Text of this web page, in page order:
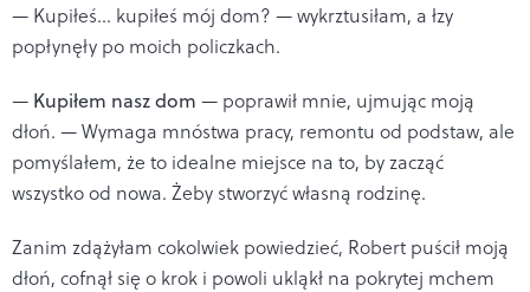
— Kupiłeś... kupiłeś mój dom? — wykrztusiłam, a łzy
popłynęły po moich policzkach.
— Kupiłem nasz dom — poprawił mnie, ujmując moją
dłoń. — Wymaga mnóstwa pracy, remontu od podstaw, ale
pomyślałem, że to idealne miejsce na to, by zacząć
wszystko od nowa. Żeby stworzyć własną rodzinę.
Zanim zdążyłam cokolwiek powiedzieć, Robert puścił moją
dłoń, cofnął się o krok i powoli ukląkł na pokrytej mchem